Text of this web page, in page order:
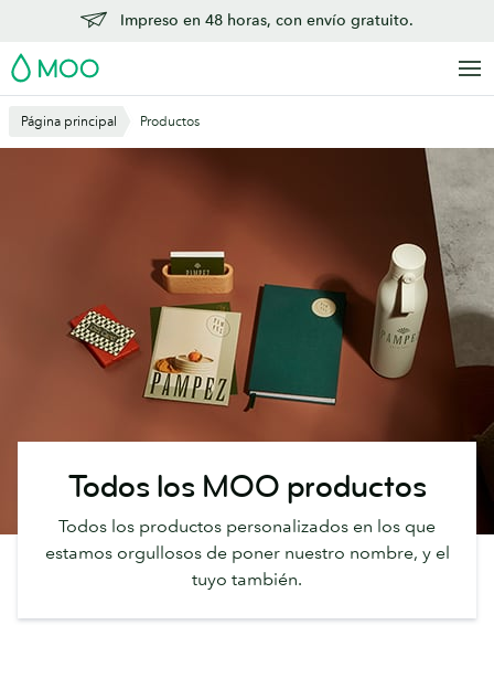
contenido
principal
Impreso en 48 horas, con envío gratuito.
MOO
Página principal Productos
Todos los MOO productos
Todos los productos personalizados en los que
estamos orgullosos de poner nuestro nombre, y el
tuyo también.